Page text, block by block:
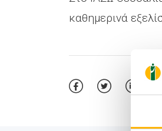
καθημερινά